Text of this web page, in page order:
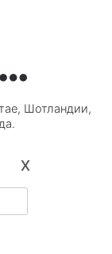
Шотландии,
X